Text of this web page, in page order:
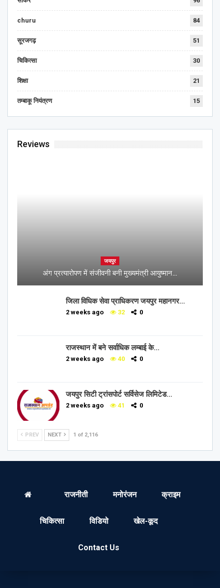
churu 84
सूरजगढ़ 51
चिकित्सा 30
शिक्षा 21
तम्बाकू नियंत्रण 15
Reviews
जयपुर
अंग प्रत्यारोपण में संजीवनी बनी मुख्यमंत्री आयुष्मान…
जिला विधिक सेवा प्राधिकरण जयपुर महानगर…
2 weeks ago 32 0
राजस्थान में बने सर्वाधिक लम्बाई के…
2 weeks ago 40 0
जयपुर सिटी ट्रांसपोर्ट सर्विसेज लिमिटेड…
2 weeks ago 41 0
PREV NEXT 1 of 2,116
राजनीती मनोरंजन क्राइम
चिकित्सा विडियो खेल-कूद
Contact Us